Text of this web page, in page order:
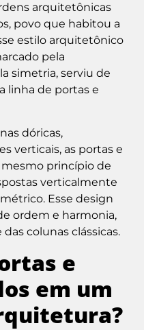
arquitetônicas
povo que habitou a
estilo arquitetônico
pela
simetria, serviu de
linha de portas e
dóricas,
verticais, as portas e
princípio de
verticalmente
Esse design
ordem e harmonia,
colunas clássicas.
e
em um